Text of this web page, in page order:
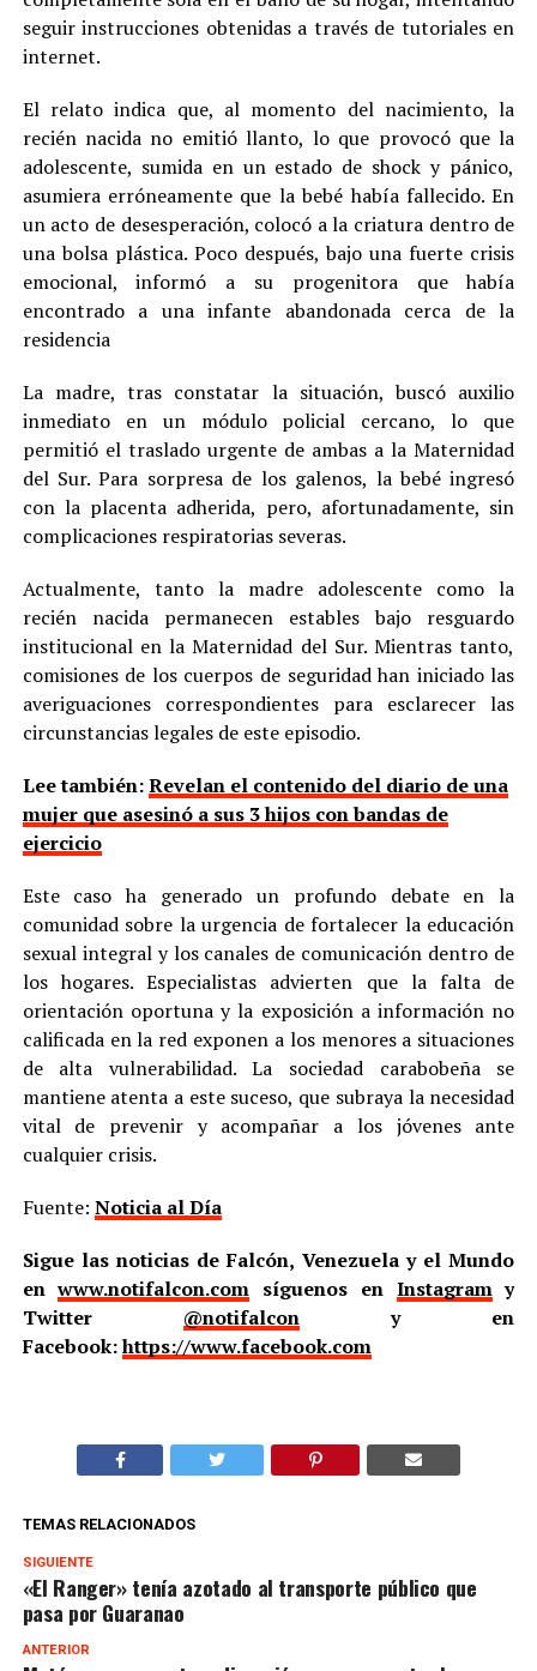
seguir instrucciones obtenidas a través de tutoriales en
internet.
El relato indica que, al momento del nacimiento, la
recién nacida no emitió llanto, lo que provocó que la
adolescente, sumida en un estado de shock y pánico,
asumiera erróneamente que la bebé había fallecido. En
un acto de desesperación, colocó a la criatura dentro de
una bolsa plástica. Poco después, bajo una fuerte crisis
emocional, informó a su progenitora que había
encontrado a una infante abandonada cerca de la
residencia
La madre, tras constatar la situación, buscó auxilio
inmediato en un módulo policial cercano, lo que
permitió el traslado urgente de ambas a la Maternidad
del Sur. Para sorpresa de los galenos, la bebé ingresó
con la placenta adherida, pero, afortunadamente, sin
complicaciones respiratorias severas.
Actualmente, tanto la madre adolescente como la
recién nacida permanecen estables bajo resguardo
institucional en la Maternidad del Sur. Mientras tanto,
comisiones de los cuerpos de seguridad han iniciado las
averiguaciones correspondientes para esclarecer las
circunstancias legales de este episodio.
Lee también:Revelan el contenido del diario de una
mujer que asesinó a sus 3 hijos con bandas de
ejercicio
Este caso ha generado un profundo debate en la
comunidad sobre la urgencia de fortalecer la educación
sexual integral y los canales de comunicación dentro de
los hogares. Especialistas advierten que la falta de
orientación oportuna y la exposición a información no
calificada en la red exponen a los menores a situaciones
de alta vulnerabilidad. La sociedad carabobeña se
mantiene atenta a este suceso, que subraya la necesidad
vital de prevenir y acompañar a los jóvenes ante
cualquier crisis.
Fuente: Noticia al Día
Sigue las noticias de Falcón, Venezuela y el Mundo
enwww.notifalcon.com síguenos en Instagramy
Twitter @notifalcony en
Facebook:https://www.facebook.com
TEMAS RELACIONADOS
SIGUIENTE
«El Ranger» tenía azotado al transporte público que
pasa por Guaranao
ANTERIOR